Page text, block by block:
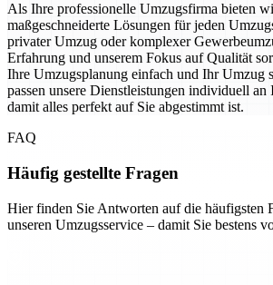
Als Ihre professionelle Umzugsfirma bieten
maßgeschneiderte Lösungen für jeden
privater Umzug oder komplexer
Erfahrung und unserem Fokus auf Qualität
Ihre Umzugsplanung einfach und Ihr Umzug
passen unsere Dienstleistungen individuell an
damit alles perfekt auf Sie abgestimmt ist.
FAQ
Häufig gestellte Fragen
Hier finden Sie Antworten auf die häufigsten
unseren Umzugsservice – damit Sie bestens